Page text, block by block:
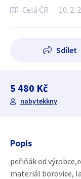
Celá ČR 10. 2.
Sdílet
5 480 Kč
nabytekkny
Popis
peřiňák od
materiál borovice,